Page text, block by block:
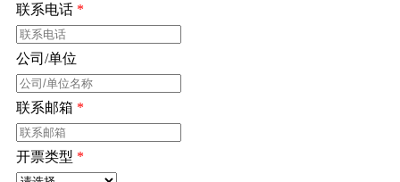
联系电话 *
公司/单位
联系邮箱 *
开票类型 *